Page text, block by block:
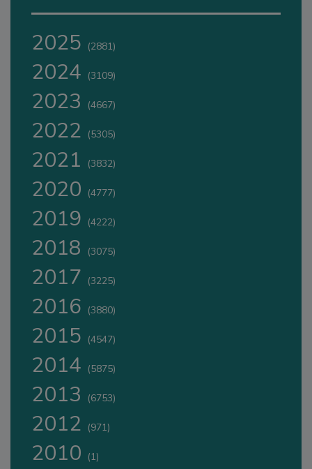
2025 (2881)
2024 (3109)
2023 (4667)
2022 (5305)
2021 (3832)
2020 (4777)
2019 (4222)
2018 (3075)
2017 (3225)
2016 (3880)
2015 (4547)
2014 (5875)
2013 (6753)
2012 (971)
2010 (1)